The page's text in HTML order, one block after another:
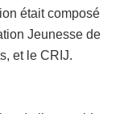
était composé
Jeunesse de
et le CRIJ.